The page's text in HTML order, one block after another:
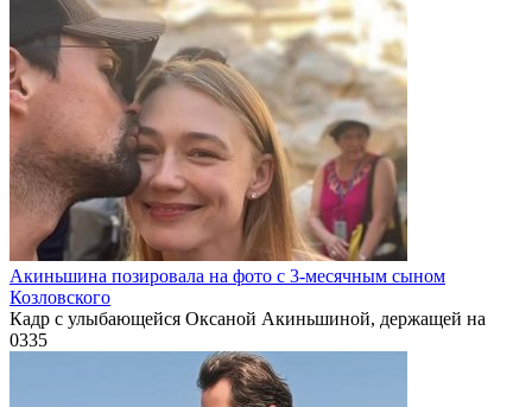
Акиньшина позировала на фото с 3-месячным сыном
Козловского
Кадр с улыбающейся Оксаной Акиньшиной, держащей на
0335